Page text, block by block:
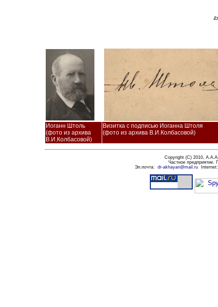
Иоганн Штоль
(фото из архива
В.И.Колбасовой)
Визитка с подписью Иоганна Штоля
(фото из архива В.И.Колбасовой)
Copyright (C) 2010,
Частное предприятие.
Эл.почта: dr-akhayan@mail.ru